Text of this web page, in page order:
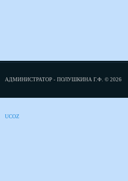
АДМИНИСТРАТОР - ПОЛУШКИНА Г.Ф. © 2026
UCOZ